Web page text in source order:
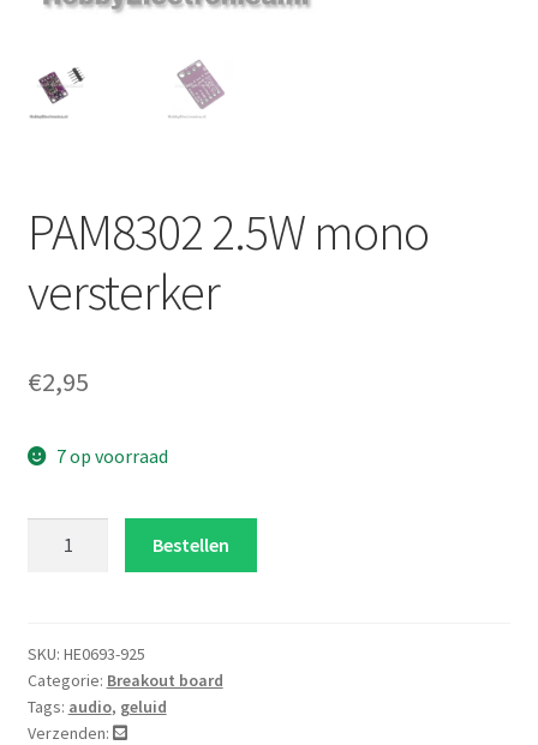
PAM8302 2.5W mono
versterker
€2,95
7 op voorraad
aantal
Bestellen
SKU: HE0693-925
Categorie: Breakout board
Tags: audio, geluid
Verzenden: